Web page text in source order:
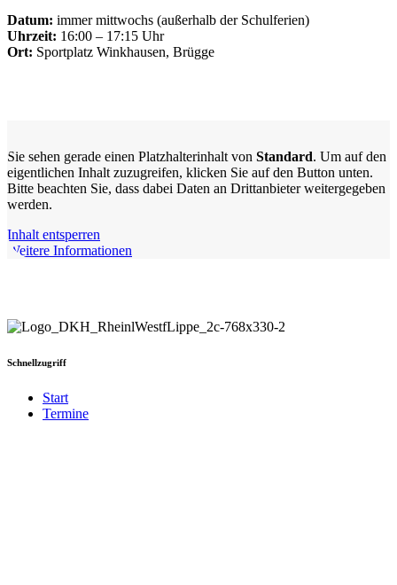
Datum: immer mittwochs (außerhalb der Schulferien)
Uhrzeit: 16:00 – 17:15 Uhr
Ort: Sportplatz Winkhausen, Brügge
Sie sehen gerade einen Platzhalterinhalt von Standard. Um auf den
eigentlichen Inhalt zuzugreifen, klicken Sie auf den Button unten.
Bitte beachten Sie, dass dabei Daten an Drittanbieter weitergegeben
werden.
Inhalt entsperren
Weitere Informationen
Schnellzugriff
Start
Termine